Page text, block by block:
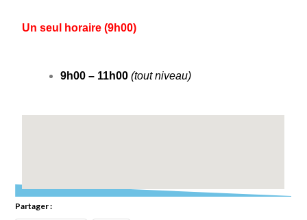
Un seul horaire (9h00)
9h00 – 11h00(tout niveau)
Partager :